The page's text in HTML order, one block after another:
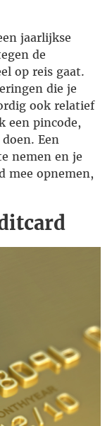
jaarlijkse
de
op reis gaat.
die je
ook relatief
een pincode,
Een
nemen en je
mee opnemen,